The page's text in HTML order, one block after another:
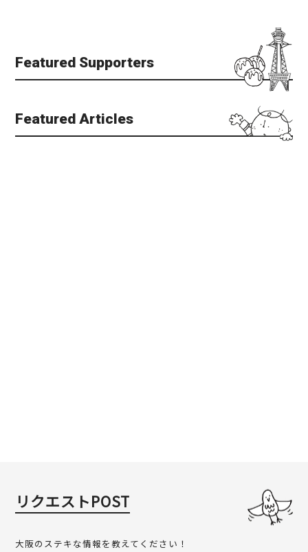
Featured Supporters
Featured Articles
リクエストPOST
大阪のステキな情報を教えてください！